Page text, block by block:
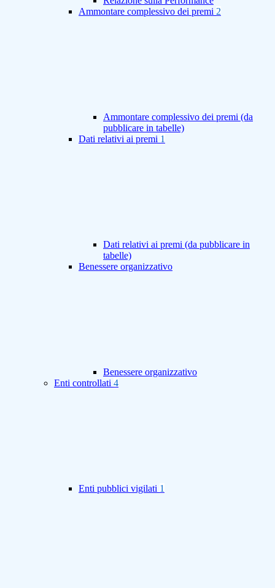
Ammontare complessivo dei premi 2
Ammontare complessivo dei premi (da
pubblicare in tabelle)
Dati relativi ai premi 1
Dati relativi ai premi (da pubblicare in
tabelle)
Benessere organizzativo
Benessere organizzativo
Enti controllati 4
Enti pubblici vigilati 1